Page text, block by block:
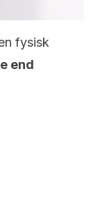
fysisk
end